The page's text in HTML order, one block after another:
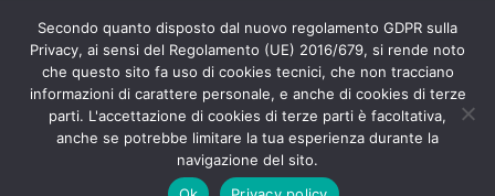
SEGUICI SU
facebook
Secondo quanto disposto dal nuovo regolamento GDPR sulla
Privacy, ai sensi del Regolamento (UE) 2016/679, si rende noto
che questo sito fa uso di cookies tecnici, che non tracciano
informazioni di carattere personale, e anche di cookies di terze
parti. L'accettazione di cookies di terze parti è facoltativa,
anche se potrebbe limitare la tua esperienza durante la
navigazione del sito.